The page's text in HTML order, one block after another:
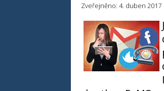
Zveřejněno: 4. duben 2017